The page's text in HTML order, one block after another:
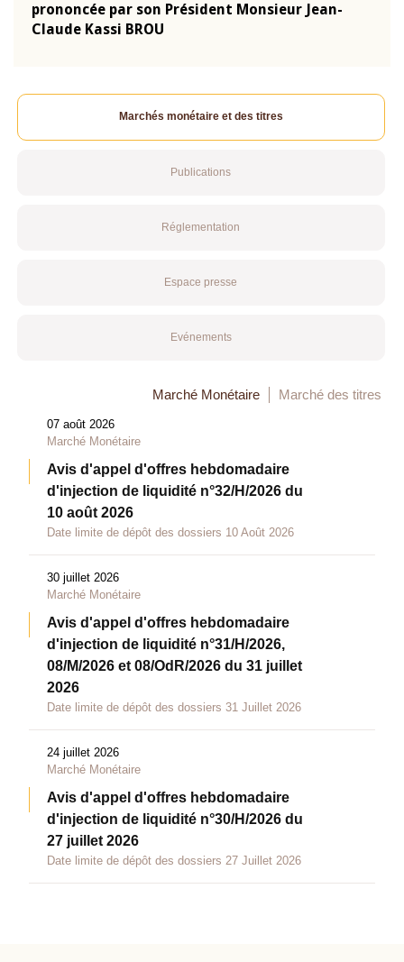
prononcée par son Président Monsieur Jean-
Claude Kassi BROU
Marchés monétaire et des titres
Publications
Réglementation
Espace presse
Evénements
Marché Monétaire Marché des titres
07 août 2026
Marché Monétaire
Avis d'appel d'offres hebdomadaire
d'injection de liquidité n°32/H/2026 du
10 août 2026
Date limite de dépôt des dossiers 10 Août 2026
30 juillet 2026
Marché Monétaire
Avis d'appel d'offres hebdomadaire
d'injection de liquidité n°31/H/2026,
08/M/2026 et 08/OdR/2026 du 31 juillet
2026
Date limite de dépôt des dossiers 31 Juillet 2026
24 juillet 2026
Marché Monétaire
Avis d'appel d'offres hebdomadaire
d'injection de liquidité n°30/H/2026 du
27 juillet 2026
Date limite de dépôt des dossiers 27 Juillet 2026